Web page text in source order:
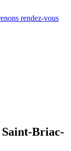
rendez-vous
Saint-Briac-